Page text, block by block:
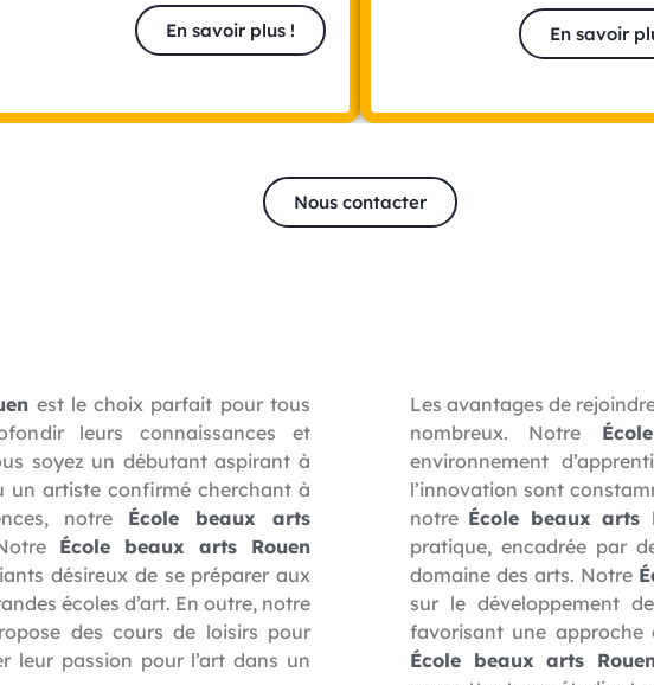
En savoir plus ! En savoir
Nous contacter
est le choix parfait pour tous
leurs connaissances et
soyez un débutant aspirant à
un artiste confirmé cherchant à
notre École beaux arts
École beaux arts Rouen
désireux de se préparer aux
écoles d’art. En outre, notre
des cours de loisirs pour
leur passion pour l’art dans un
Les avantages de
nombreux. Notre
environnement
l’innovation sont
notre École beaux arts
pratique, encadrée par
domaine des arts. Notre
sur le développement
favorisant une approche
École beaux arts